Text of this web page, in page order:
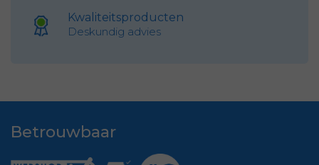
Kwaliteitsproducten
Deskundig advies
Betrouwbaar